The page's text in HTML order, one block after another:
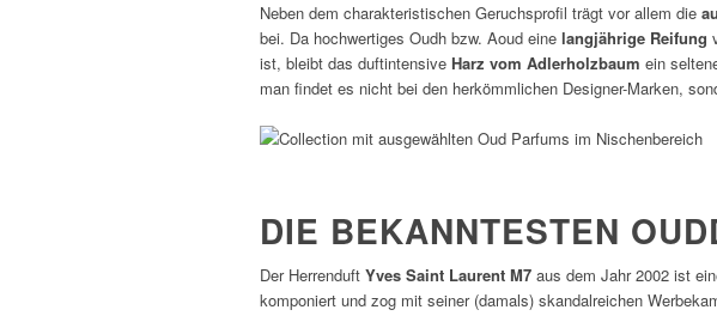
Neben dem charakteristischen Geruchsprofil trägt vor allem die
bei. Da hochwertiges Oudh bzw. Aoud eine langjährige Reifung
ist, bleibt das duftintensive Harz vom Adlerholzbaum ein
man findet es nicht bei den herkömmlichen Designer-Marken,
DIE BEKANNTESTEN
Der Herrenduft Yves Saint Laurent M7 aus dem Jahr 2002 ist
komponiert und zog mit seiner (damals) skandalreichen